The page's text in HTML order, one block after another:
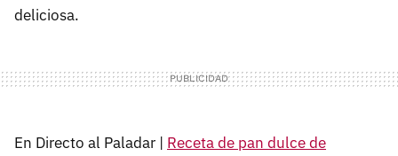
deliciosa.
En Directo al Paladar | Receta de pan dulce de